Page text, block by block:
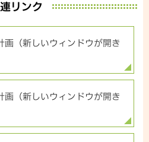
リンク
（新しいウィンドウが開き
（新しいウィンドウが開き